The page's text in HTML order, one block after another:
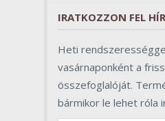
IRATKOZZON FEL
Heti
vasárnaponként a
összefoglalóját.
bármikor le lehet róla